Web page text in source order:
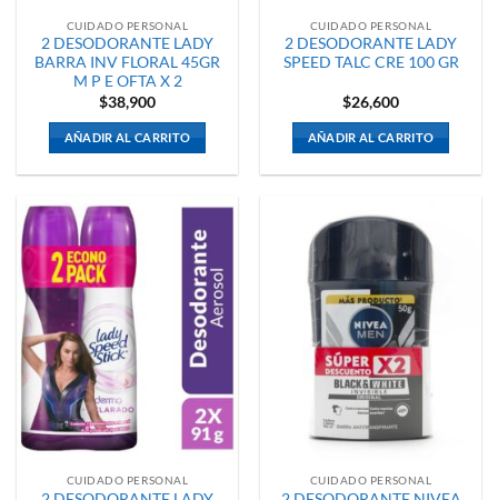
CUIDADO PERSONAL
2 DESODORANTE LADY
BARRA INV FLORAL 45GR
M P E OFTA X 2
$38,900
AÑADIR AL CARRITO
CUIDADO PERSONAL
2 DESODORANTE LADY
SPEED TALC CRE 100 GR
$26,600
AÑADIR AL CARRITO
CUIDADO PERSONAL CUIDADO PERSONAL